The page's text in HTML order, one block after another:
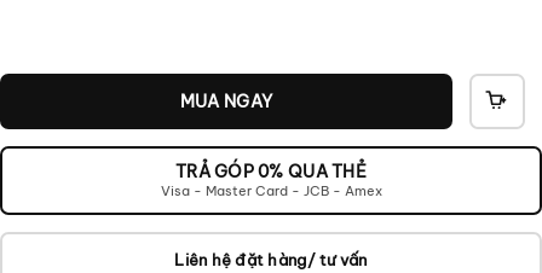
MUA NGAY
VÀO
TRẢ GÓP 0% QUA THẺ
Visa - Master Card - JCB - Amex
Liên hệ đặt hàng/ tư vấn